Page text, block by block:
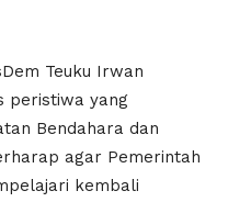
Teuku Irwan
peristiwa yang
Bendahara dan
agar Pemerintah
kembali